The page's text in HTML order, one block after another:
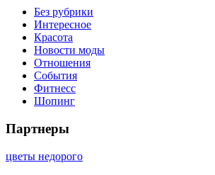
Без рубрики
Интересное
Красота
Новости моды
Отношения
События
Фитнесс
Шопинг
Партнеры
цветы недорого